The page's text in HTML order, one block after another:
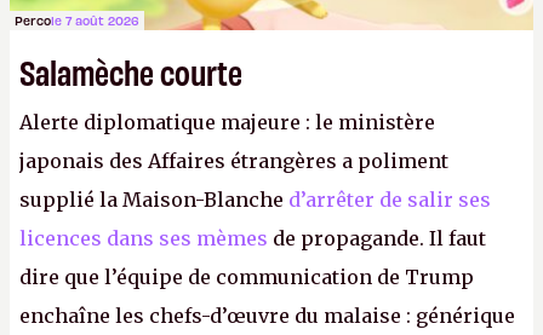
Percole 7 août 2026
Salamèche courte
Alerte diplomatique majeure : le ministère
japonais des Affaires étrangères a poliment
supplié la Maison-Blanche d’arrêter de salir ses
licences dans ses mèmes de propagande. Il faut
dire que l’équipe de communication de Trump
enchaîne les chefs-d’œuvre du malaise : générique